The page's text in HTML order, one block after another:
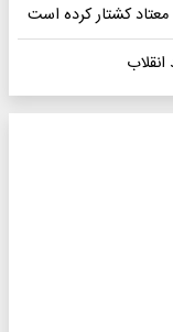
معتاد کشتار کرده است